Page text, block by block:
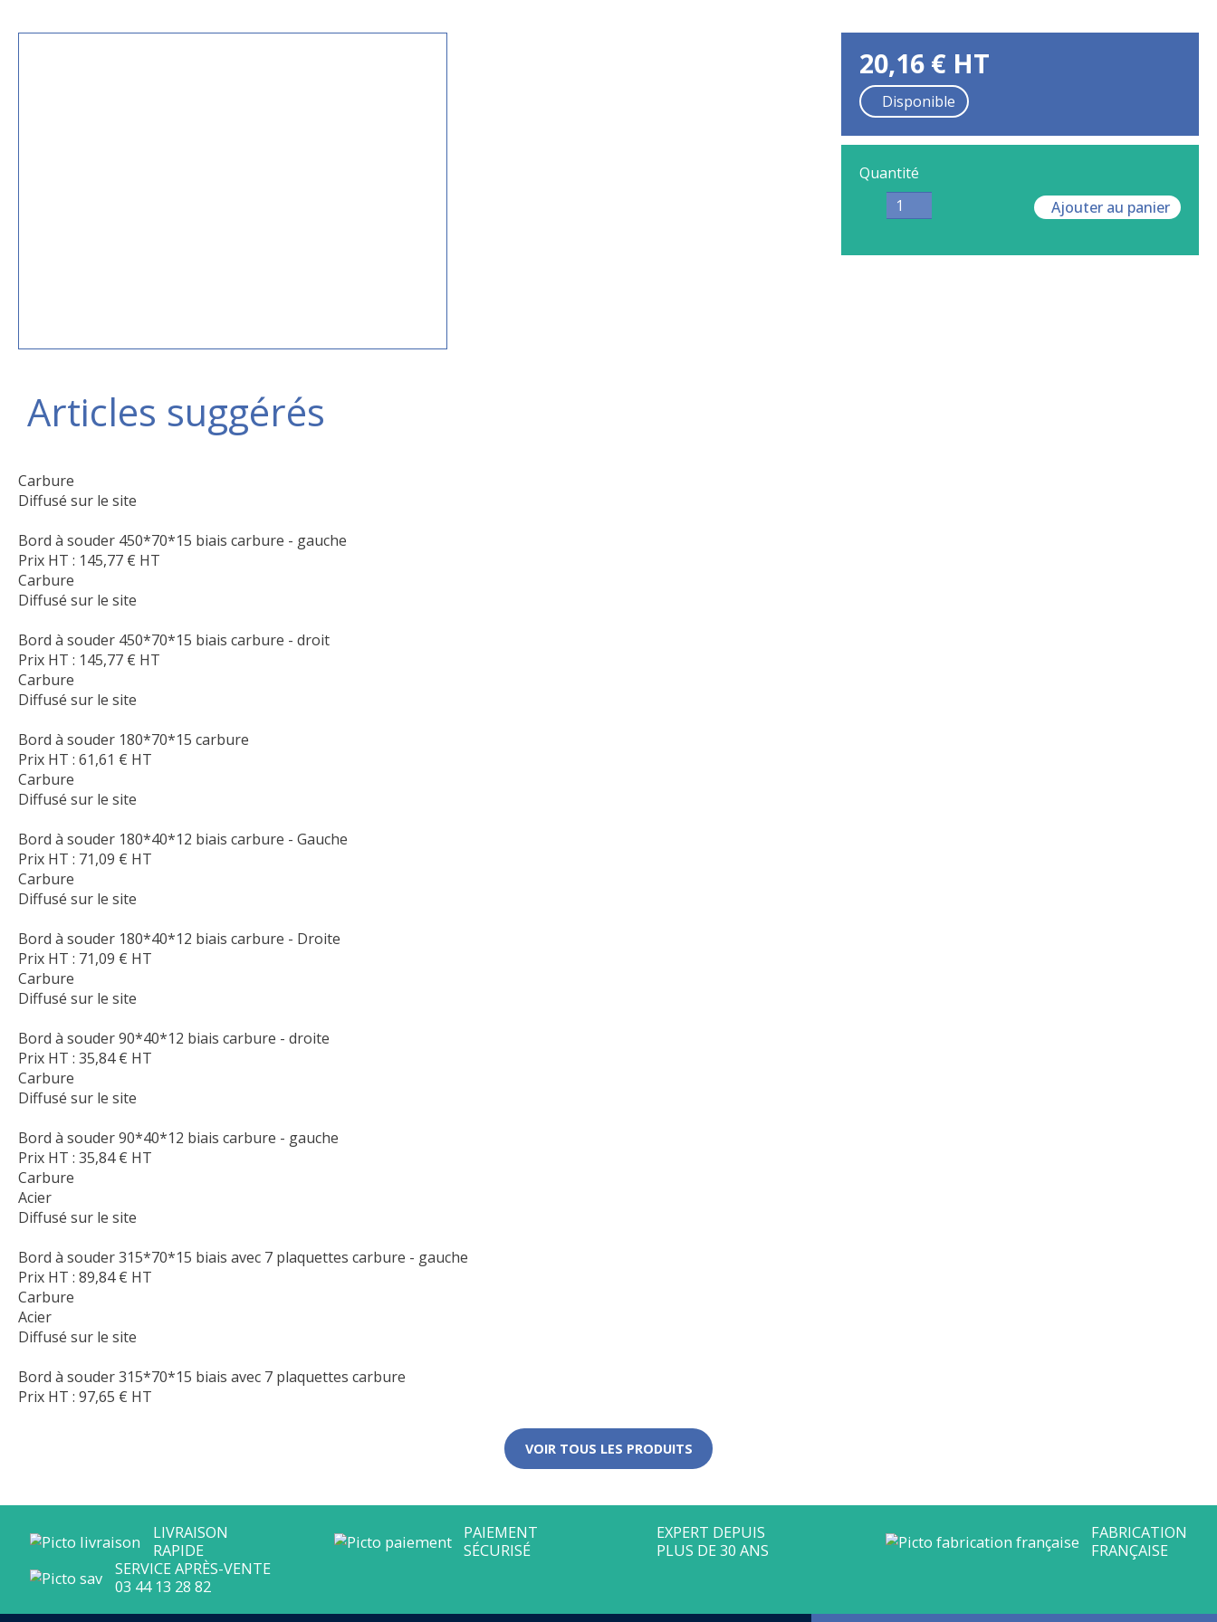
20,16 € HT
Disponible
Quantité
Ajouter au panier
Articles suggérés
Carbure
Diffusé sur le site
Bord à souder 450*70*15 biais carbure - gauche
Prix HT : 145,77 € HT
Carbure
Diffusé sur le site
Bord à souder 450*70*15 biais carbure - droit
Prix HT : 145,77 € HT
Carbure
Diffusé sur le site
Bord à souder 180*70*15 carbure
Prix HT : 61,61 € HT
Carbure
Diffusé sur le site
Bord à souder 180*40*12 biais carbure - Gauche
Prix HT : 71,09 € HT
Carbure
Diffusé sur le site
Bord à souder 180*40*12 biais carbure - Droite
Prix HT : 71,09 € HT
Carbure
Diffusé sur le site
Bord à souder 90*40*12 biais carbure - droite
Prix HT : 35,84€ HT
Carbure
Diffusé sur le site
Bord à souder 90*40*12 biais carbure - gauche
Prix HT : 35,84€ HT
Carbure
Acier
Diffusé sur le site
Bord à souder 315*70*15 biais avec 7 plaquettes carbure - gauche
Prix HT : 89,84€ HT
Carbure
Acier
Diffusé sur le site
Bord à souder 315*70*15 biais avec 7 plaquettes carbure
Prix HT : 97,65 € HT
VOIR TOUS LES PRODUITS